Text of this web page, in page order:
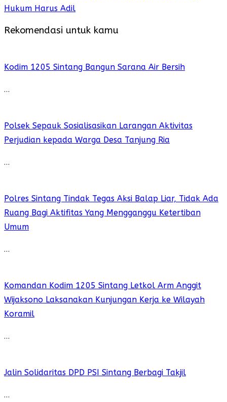
Hukum Harus Adil
Rekomendasi untuk kamu
Kodim 1205 Sintang Bangun Sarana Air Bersih
…
Polsek Sepauk Sosialisasikan Larangan Aktivitas
Perjudian kepada Warga Desa Tanjung Ria
…
Polres Sintang Tindak Tegas Aksi Balap Liar, Tidak Ada
Ruang Bagi Aktifitas Yang Mengganggu Ketertiban
Umum
…
Komandan Kodim 1205 Sintang Letkol Arm Anggit
Wijaksono Laksanakan Kunjungan Kerja ke Wilayah
Koramil
…
Jalin Solidaritas DPD PSI Sintang Berbagi Takjil
…